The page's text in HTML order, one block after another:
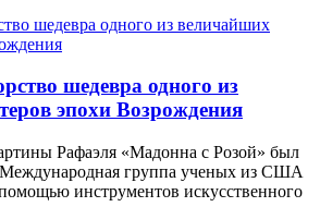
шедевра одного из
эпохи Возрождения
Рафаэля «Мадонна с Розой» был
Международная группа ученых из США
инструментов искусственного